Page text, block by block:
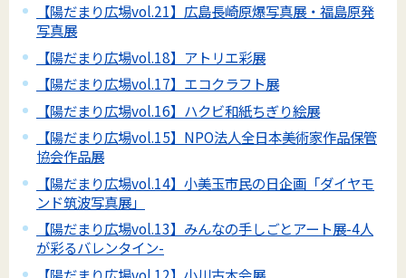
【陽だまり広場vol.21】広島長崎原爆写真展・福島原発
写真展
【陽だまり広場vol.18】アトリエ彩展
【陽だまり広場vol.17】エコクラフト展
【陽だまり広場vol.16】ハクビ和紙ちぎり絵展
【陽だまり広場vol.15】NPO法人全日本美術家作品保管
協会作品展
【陽だまり広場vol.14】小美玉市民の日企画「ダイヤモ
ンド筑波写真展」
【陽だまり広場vol.13】みんなの手しごとアート展-4人
が彩るバレンタイン-